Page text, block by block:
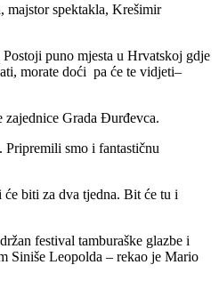
majstor spektakla, Krešimir
puno mjesta u Hrvatskoj gdje
morate doći pa će te vidjeti–
Grada Đurđevca.
smo i fantastičnu
biti za dva tjedna. Bit će tu i
festival tamburaške glazbe i
Siniše Leopolda – rekao je Mario